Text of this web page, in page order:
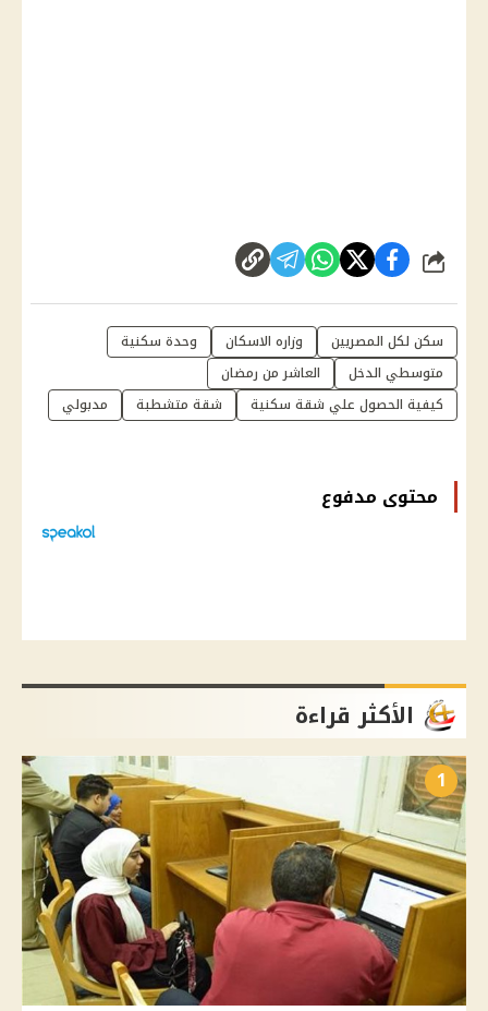
شارك
سكن لكل المصريين وزاره الاسكان
وحدة سكنية
متوسطي الدخل
العاشر من رمضان
كيفية الحصول علي شقة سكنية
شقة متشطبة مدبولي
محتوى مدفوع
الأكثر قراءة
1